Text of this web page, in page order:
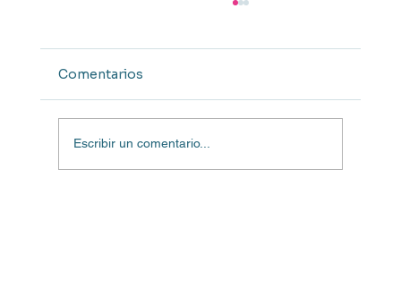
Comentarios
Escribir un comentario...